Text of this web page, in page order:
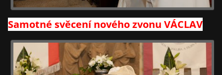
Samotné svěcení nového zvonu VÁCLAV